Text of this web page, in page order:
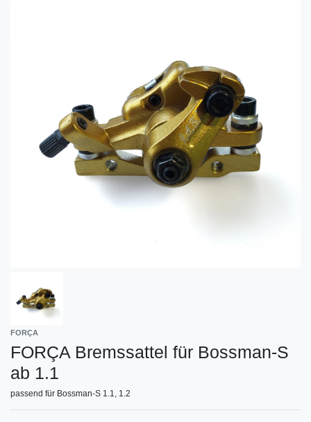
FORÇA
FORÇA Bremssattel für Bossman-S
ab 1.1
passend für Bossman-S 1.1, 1.2